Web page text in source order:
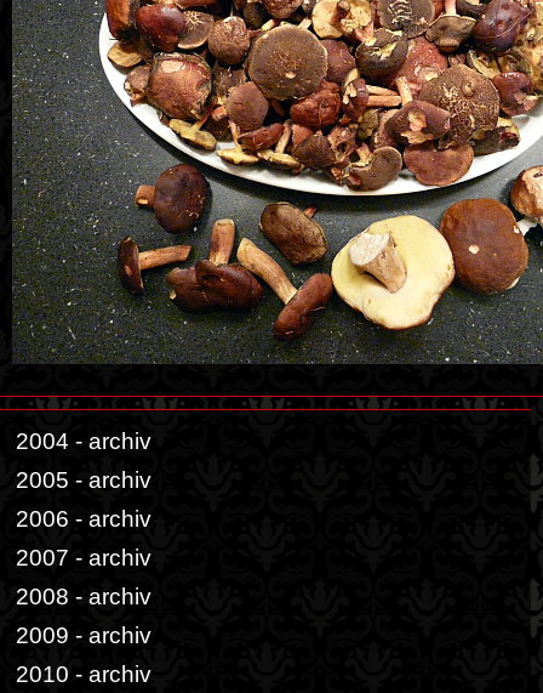
2004 - archiv
2005 - archiv
2006 - archiv
2007 - archiv
2008 - archiv
2009 - archiv
2010 - archiv